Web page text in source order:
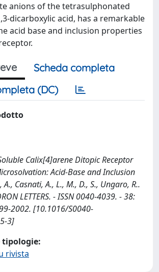
anions of the tetrasulphonated
dicarboxylic acid, has a remarkable
acid base and inclusion properties
Scheda completa
(DC)
Calix[4]arene Ditopic Receptor
Acid-Base and Inclusion
Casnati, A., L., M., D., S., Ungaro, R..
LETTERS. - ISSN 0040-4039. - 38:
2002. [10.1016/S0040-
3]
tipologie:
rivista